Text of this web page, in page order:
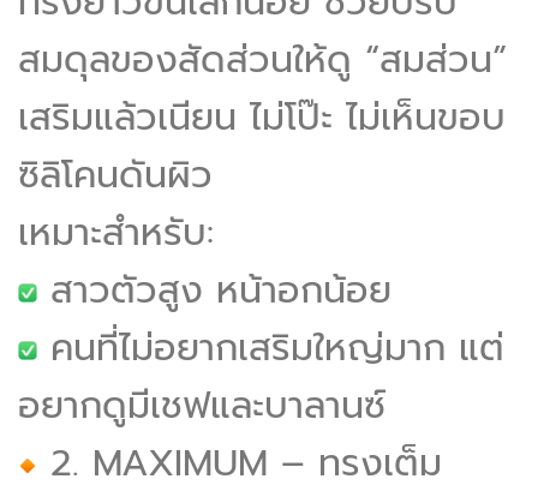
สมดุลของสัดส่วนให้ดู “สมส่วน”
เสริมแล้วเนียน ไม่โป๊ะ ไม่เห็นขอบ
ซิลิโคนดันผิว
เหมาะสำหรับ:
สาวตัวสูง หน้าอกน้อย
คนที่ไม่อยากเสริมใหญ่มาก แต่
อยากดูมีเชฟและบาลานซ์
2. MAXIMUM – ทรงเต็ม